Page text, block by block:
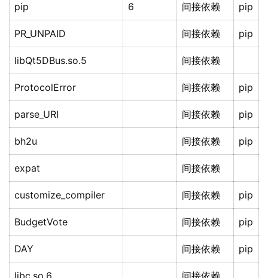
pip 6 间接依赖 pip
PR_UNPAID 间接依赖 pip
libQt5DBus.so.5 间接依赖
ProtocolError 间接依赖 pip
parse_URI 间接依赖 pip
bh2u 间接依赖 pip
expat 间接依赖
customize_compiler 间接依赖 pip
BudgetVote 间接依赖 pip
DAY 间接依赖 pip